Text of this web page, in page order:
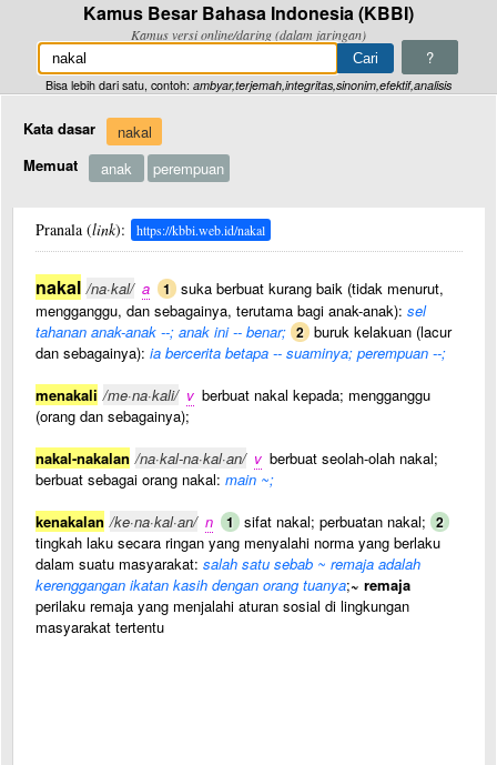
Kamus Besar Bahasa Indonesia (KBBI)
Kamus versi online/daring (dalam jaringan)
?
Bisa lebih dari satu, contoh: ambyar,terjemah,integritas,sinonim,efektif,analisis
Kata dasar
nakal
Memuat
anak perempuan
Pranala (link): https://kbbi.web.id/nakal
nakal /na·kal/ a 1 suka berbuat kurang baik (tidak menurut,
mengganggu, dan sebagainya, terutama bagi anak-anak): sel
tahanan anak-anak --; anak ini -- benar; 2 buruk kelakuan (lacur
dan sebagainya): ia bercerita betapa -- suaminya; perempuan --;
menakali /me·na·kali/ v berbuat nakal kepada; mengganggu
(orang dan sebagainya);
nakal-nakalan /na·kal-na·kal·an/ v berbuat seolah-olah nakal;
berbuat sebagai orang nakal: main ~;
kenakalan /ke·na·kal·an/ n 1 sifat nakal; perbuatan nakal; 2
tingkah laku secara ringan yang menyalahi norma yang berlaku
dalam suatu masyarakat: salah satu sebab ~ remaja adalah
kerenggangan ikatan kasih dengan orang tuanya;~ remaja
perilaku remaja yang menjalahi aturan sosial di lingkungan
masyarakat tertentu